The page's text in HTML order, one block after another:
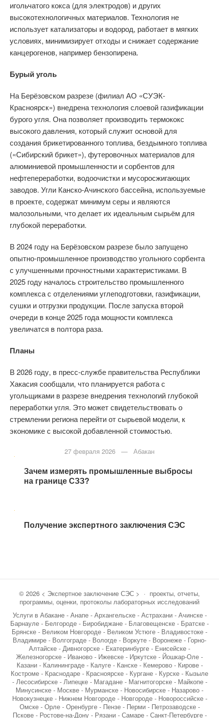
игольчатого кокса (для электродов) и других
высокотехнологичных материалов. Технология не
использует катализаторы и водород, работает в мягких
условиях, минимизирует отходы и снижает содержание
канцерогенов, например бензопирена.
Бурый уголь
На Берёзовском разрезе (филиал АО «СУЭК-
Красноярск») внедрена технология слоевой газификации
бурого угля. Она позволяет производить термококс
высокого давления, который служит основой для
создания брикетированного топлива, бездымного топлива
(«Сибирский брикет»), футеровочных материалов для
алюминиевой промышленности и сорбентов для
нефтепереработки, водоочистки и мусоросжигающих
заводов. Угли Канско-Ачинского бассейна, используемые
в проекте, содержат минимум серы и являются
малозольными, что делает их идеальным сырьём для
глубокой переработки.
В 2024 году на Берёзовском разрезе было запущено
опытно-промышленное производство угольного сорбента
с улучшенными прочностными характеристиками. В
2025 году началось строительство промышленного
комплекса с отделениями углеподготовки, газификации,
сушки и отгрузки продукции. После запуска второй
очереди в конце 2025 года мощности комплекса
увеличатся в полтора раза.
Планы
В 2026 году, в пресс-службе правительства Республики
Хакасия сообщали, что планируется работа с
угольщиками в разрезе внедрения технологий глубокой
переработки угля. Это может свидетельствовать о
стремлении региона перейти от сырьевой модели, к
экономике с высокой добавленной стоимостью.
27 февраля 2026 — Абакан
Зачем измерять промышленные выбросы
на границе СЗЗ?
Получение экспертного заключения СЭС
© 2026 < Экспертное заключение СЭС > · проекты, отчеты,
программы, оценки, протоколы лабораторных исследований
Услуги в Абакане - Анапе - Архангельске - Астрахани - Ачинске -
Барнауле - Белгороде - Биробиджане - Благовещенске - Братске -
Брянске - Великом Новгороде - Великом Устюге - Владивостоке -
Владимире - Волгограде - Вологде - Воркуте - Воронеже - Горно-
Алтайске - Дивногорске - Екатеринбурге - Енисейске -
Железногорске - Иваново - Ижевске - Иркутске - Йошкар-Оле -
Казани - Калининграде - Калуге - Канске - Кемерово - Кирове -
Костроме - Краснодаре - Красноярске - Кургане - Курске - Кызыле
- Лесосибирске - Липецке - Магадане - Магнитогорске - Майкопе -
Минусинске - Москве - Мурманске - Новосибирске - Назарово -
Новокузнецке - Нижнем Новгороде - Новгороде - Новороссийске -
Омске - Орле - Оренбурге - Пензе - Перми - Петрозаводске -
Пскове - Ростове-на-Дону - Рязани - Самаре - Санкт-Петербурге -